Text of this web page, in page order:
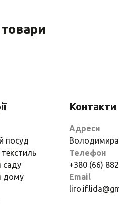
посуд
саду
дому
Контакти
Адреси
Володимира
Телефон
+380 (66)
Email